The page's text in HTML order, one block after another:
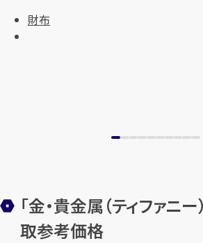
財布
「金・貴金属（ティファニ
取参考価格